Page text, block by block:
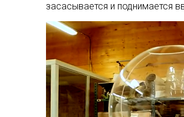
засасывается и поднимается